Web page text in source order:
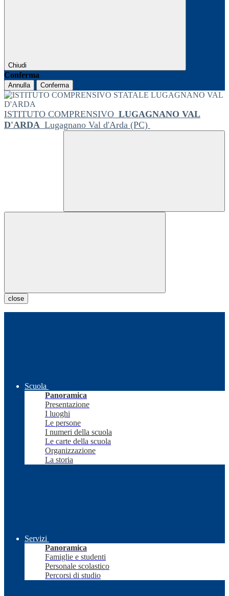
Chiudi
Conferma
Annulla Conferma
ISTITUTO COMPRENSIVO LUGAGNANO VAL
D'ARDA Lugagnano Val d'Arda (PC)
close
Scuola
Panoramica
Presentazione
I luoghi
Le persone
I numeri della scuola
Le carte della scuola
Organizzazione
La storia
Servizi
Panoramica
Famiglie e studenti
Personale scolastico
Percorsi di studio